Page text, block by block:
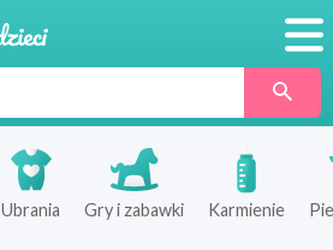
Produkty
Sklepy
Ubrania Gry i zabawki Karmienie